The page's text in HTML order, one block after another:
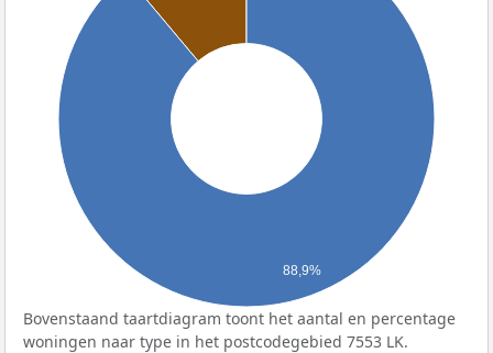
88,9%
Bovenstaand taartdiagram toont het aantal en percentage
woningen naar type in het postcodegebied 7553 LK.